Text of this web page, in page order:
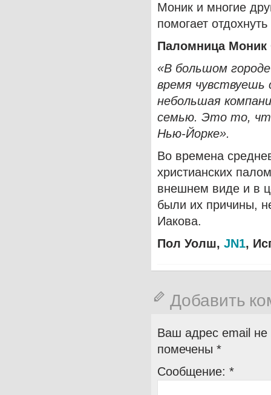
Моник и многие
помогает
Паломница Моник
«В большом
время чувствуешь
небольшая
семью. Это то,
Нью-Йорке».
Во времена
христианских
внешнем виде и в
были их причины,
Иакова.
Пол Уолш, JN1,
Добавить
Ваш адрес email не
помечены *
Сообщение: *